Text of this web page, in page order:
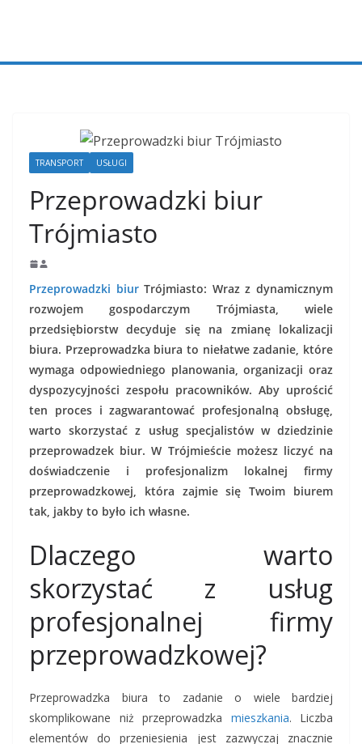
TRANSPORT USŁUGI
Przeprowadzki biur
Trójmiasto
Przeprowadzki biurTrójmiasto: Wraz z dynamicznym
rozwojem gospodarczym Trójmiasta, wiele
przedsiębiorstw decyduje się na zmianę lokalizacji
biura. Przeprowadzka biura to niełatwe zadanie, które
wymaga odpowiedniego planowania, organizacji oraz
dyspozycyjności zespołu pracowników. Aby uprościć
ten proces i zagwarantować profesjonalną obsługę,
warto skorzystać z usług specjalistów w dziedzinie
przeprowadzek biur. W Trójmieście możesz liczyć na
doświadczenie i profesjonalizm lokalnej firmy
przeprowadzkowej, która zajmie się Twoim biurem
tak, jakby to było ich własne.
Dlaczego warto
skorzystać z usług
profesjonalnej firmy
przeprowadzkowej?
Przeprowadzka biura to zadanie o wiele bardziej
skomplikowane niż przeprowadzka mieszkania. Liczba
elementów do przeniesienia jest zazwyczaj znacznie